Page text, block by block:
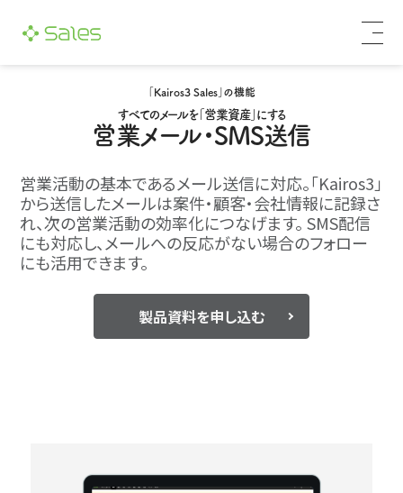
「Kairos3 Sales」の機能
すべてのメールを「営業資産」にする
営業メール・SMS送信
営業活動の基本であるメール送信に対応。「Kairos3」
から送信したメールは案件・顧客・会社情報に記録さ
れ、次の営業活動の効率化につなげます。 SMS配信
にも対応し、メールへの反応がない場合のフォロー
にも活用できます。
製品資料を申し込む